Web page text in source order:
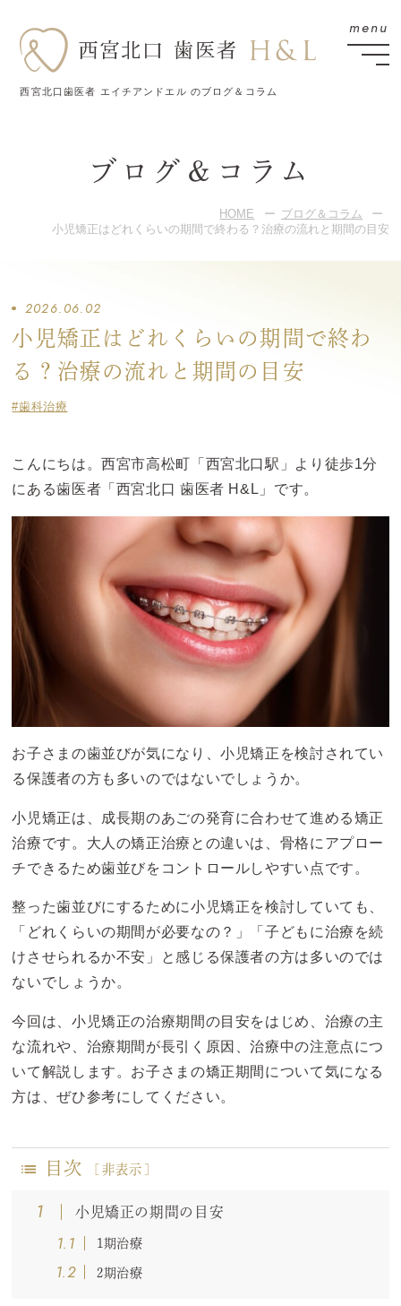
西宮北口歯医者 エイチアンドエル のブログ＆コラム
ブログ＆コラム
HOME
ブログ＆コラム
小児矯正はどれくらいの期間で終わる？治療の流れと期間の目安
2026.06.02
小児矯正はどれくらいの期間で終わ
る？治療の流れと期間の目安
#歯科治療
こんにちは。西宮市高松町「西宮北口駅」より徒歩1分
にある歯医者「西宮北口 歯医者 H&L」です。
お子さまの歯並びが気になり、小児矯正を検討されてい
る保護者の方も多いのではないでしょうか。
小児矯正は、成長期のあごの発育に合わせて進める矯正
治療です。大人の矯正治療との違いは、骨格にアプロー
チできるため歯並びをコントロールしやすい点です。
整った歯並びにするために小児矯正を検討していても、
「どれくらいの期間が必要なの？」「子どもに治療を続
けさせられるか不安」と感じる保護者の方は多いのでは
ないでしょうか。
今回は、小児矯正の治療期間の目安をはじめ、治療の主
な流れや、治療期間が長引く原因、治療中の注意点につ
いて解説します。お子さまの矯正期間について気になる
方は、ぜひ参考にしてください。
目次 非表示
1 小児矯正の期間の目安
1.1 1期治療
1.2 2期治療